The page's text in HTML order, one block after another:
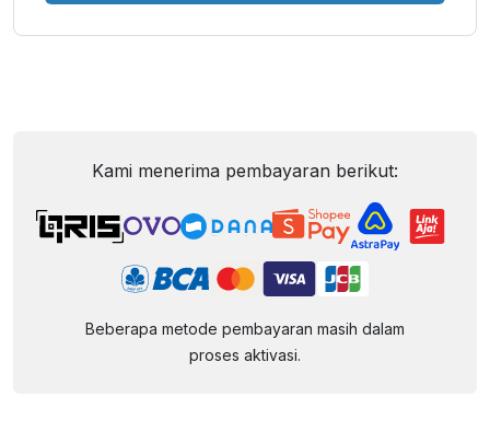
Kami menerima pembayaran berikut:
Beberapa metode pembayaran masih dalam
proses aktivasi.